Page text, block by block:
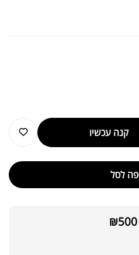
קנה עכשיו
לסל